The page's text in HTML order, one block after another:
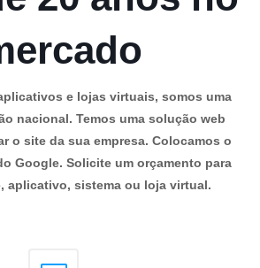
e lojas virtuais, somos uma
nacional. Temos uma solução web
o site da sua empresa. Colocamos o
Google. Solicite um orçamento para
aplicativo, sistema ou loja virtual.